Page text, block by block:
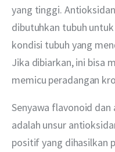
yang tinggi.
dibutuhkan tubuh
kondisi tubuh yang
Jika dibiarkan, ini bisa
memicu peradangan
Senyawa flavonoid
adalah unsur
positif yang dihasilkan